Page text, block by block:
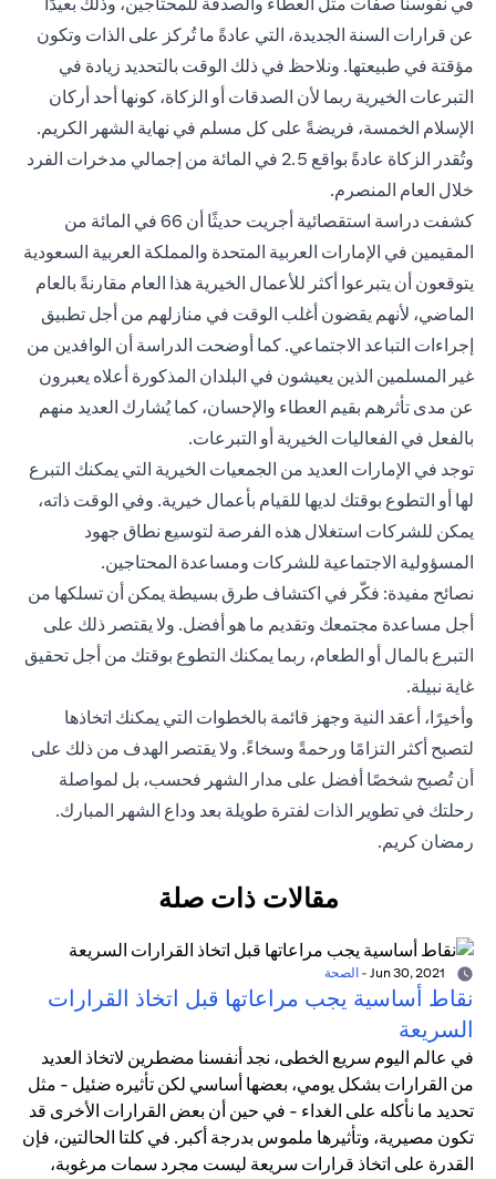
عن قرارات السنة الجديدة، التي عادةً ما تُركز على الذات وتكون
مؤقتة في طبيعتها. ونلاحظ في ذلك الوقت بالتحديد زيادة في
التبرعات الخيرية ربما لأن الصدقات أو الزكاة، كونها أحد أركان
الإسلام الخمسة، فريضةً على كل مسلم في نهاية الشهر الكريم.
وتُقدر الزكاة عادةً بواقع 2.5 في المائة من إجمالي مدخرات الفرد
خلال العام المنصرم.
كشفت دراسة استقصائية أجريت حديثًا أن 66 في المائة من
المقيمين في الإمارات العربية المتحدة والمملكة العربية السعودية
يتوقعون أن يتبرعوا أكثر للأعمال الخيرية هذا العام مقارنةً بالعام
الماضي، لأنهم يقضون أغلب الوقت في منازلهم من أجل تطبيق
إجراءات التباعد الاجتماعي. كما أوضحت الدراسة أن الوافدين من
غير المسلمين الذين يعيشون في البلدان المذكورة أعلاه يعبرون
عن مدى تأثرهم بقيم العطاء والإحسان، كما يُشارك العديد منهم
بالفعل في الفعاليات الخيرية أو التبرعات.
توجد في الإمارات العديد من الجمعيات الخيرية التي يمكنك التبرع
لها أو التطوع بوقتك لديها للقيام بأعمال خيرية. وفي الوقت ذاته،
يمكن للشركات استغلال هذه الفرصة لتوسيع نطاق جهود
المسؤولية الاجتماعية للشركات ومساعدة المحتاجين.
نصائح مفيدة: فكّر في اكتشاف طرق بسيطة يمكن أن تسلكها من
أجل مساعدة مجتمعك وتقديم ما هو أفضل. ولا يقتصر ذلك على
التبرع بالمال أو الطعام، ربما يمكنك التطوع بوقتك من أجل تحقيق
غاية نبيلة.
وأخيرًا، أعقد النية وجهز قائمة بالخطوات التي يمكنك اتخاذها
لتصبح أكثر التزامًا ورحمةً وسخاءً. ولا يقتصر الهدف من ذلك على
أن تُصبح شخصًا أفضل على مدار الشهر فحسب، بل لمواصلة
رحلتك في تطوير الذات لفترة طويلة بعد وداع الشهر المبارك.
رمضان كريم.
مقالات ذات صلة
- الصحة
نقاط أساسية يجب مراعاتها قبل اتخاذ القرارات
السريعة
في عالم اليوم سريع الخطى، نجد أنفسنا مضطرين لاتخاذ العديد
من القرارات بشكل يومي، بعضها أساسي لكن تأثيره ضئيل - مثل
تحديد ما نأكله على الغداء - في حين أن بعض القرارات الأخرى قد
تكون مصيرية، وتأثيرها ملموس بدرجة أكبر. في كلتا الحالتين، فإن
القدرة على اتخاذ قرارات سريعة ليست مجرد سمات مرغوبة،